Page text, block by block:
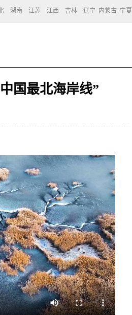
湖南 江苏 江西 吉林 辽宁 内蒙古 宁夏
国最北海岸线”